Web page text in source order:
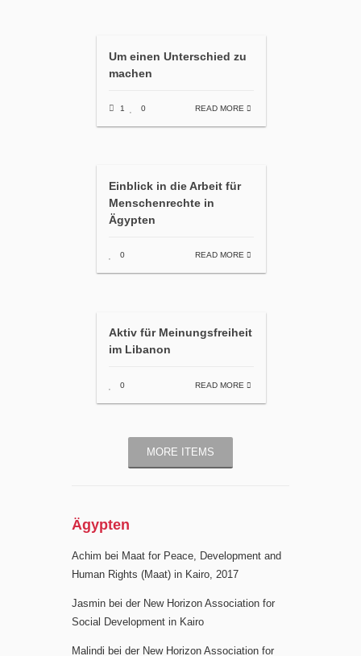
Um einen Unterschied zu
machen
1 0 READ MORE
Einblick in die Arbeit für
Menschenrechte in
Ägypten
0 READ MORE
Aktiv für Meinungsfreiheit
im Libanon
0 READ MORE
MORE ITEMS
Ägypten
Achim bei Maat for Peace, Development and
Human Rights (Maat) in Kairo, 2017
Jasmin bei der New Horizon Association for
Social Development in Kairo
Malindi bei der New Horizon Association for